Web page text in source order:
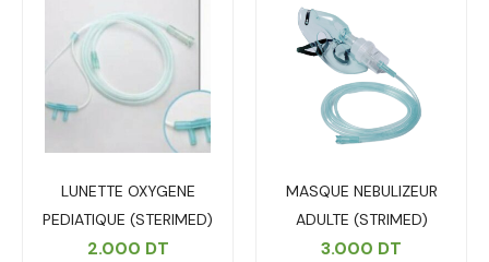
LUNETTE OXYGENE
PEDIATIQUE (STERIMED)
2.000 DT
MASQUE NEBULIZEUR
ADULTE (STRIMED)
3.000 DT